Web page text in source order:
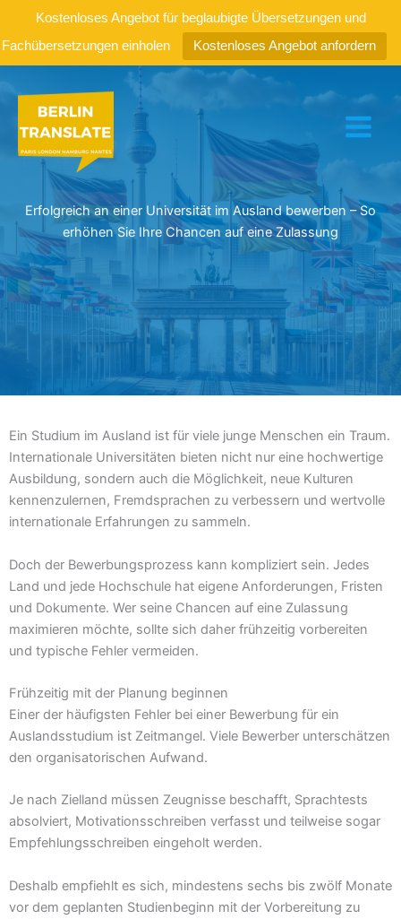
Kostenloses Angebot für beglaubigte Übersetzungen und
Fachübersetzungen einholen
Kostenloses Angebot anfordern
Inhalt
springen
Erfolgreich an einer Universität im Ausland bewerben – So
erhöhen Sie Ihre Chancen auf eine Zulassung
Ein Studium im Ausland ist für viele junge Menschen ein Traum.
Internationale Universitäten bieten nicht nur eine hochwertige
Ausbildung, sondern auch die Möglichkeit, neue Kulturen
kennenzulernen, Fremdsprachen zu verbessern und wertvolle
internationale Erfahrungen zu sammeln.
Doch der Bewerbungsprozess kann kompliziert sein. Jedes
Land und jede Hochschule hat eigene Anforderungen, Fristen
und Dokumente. Wer seine Chancen auf eine Zulassung
maximieren möchte, sollte sich daher frühzeitig vorbereiten
und typische Fehler vermeiden.
Frühzeitig mit der Planung beginnen
Einer der häufigsten Fehler bei einer Bewerbung für ein
Auslandsstudium ist Zeitmangel. Viele Bewerber unterschätzen
den organisatorischen Aufwand.
Je nach Zielland müssen Zeugnisse beschafft, Sprachtests
absolviert, Motivationsschreiben verfasst und teilweise sogar
Empfehlungsschreiben eingeholt werden.
Deshalb empfiehlt es sich, mindestens sechs bis zwölf Monate
vor dem geplanten Studienbeginn mit der Vorbereitung zu